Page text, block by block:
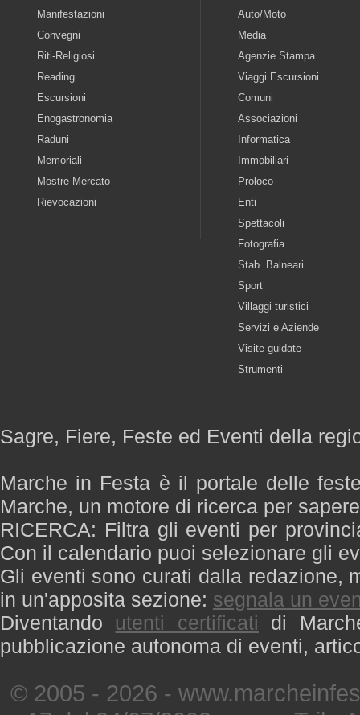
Manifestazioni
Convegni
Riti-Religiosi
Reading
Escursioni
Enogastronomia
Raduni
Memoriali
Mostre-Mercato
Rievocazioni
Auto/Moto
Media
Agenzie Stampa
Viaggi Escursioni
Comuni
Associazioni
Informatica
Immobiliari
Proloco
Enti
Spettacoli
Fotografia
Stab. Balneari
Sport
Villaggi turistici
Servizi e Aziende
Visite guidate
Strumenti
Sagre, Fiere, Feste ed Eventi della
Marche in Festa è il portale delle
Marche, un motore di ricerca per
RICERCA: Filtra gli eventi per
Con il calendario puoi selezionare gli
Gli eventi sono curati dalla redazione,
in un'apposita sezione: segnala un
Diventando utenti certificati di
pubblicazione autonoma di eventi,
© 2005 - 2026 -